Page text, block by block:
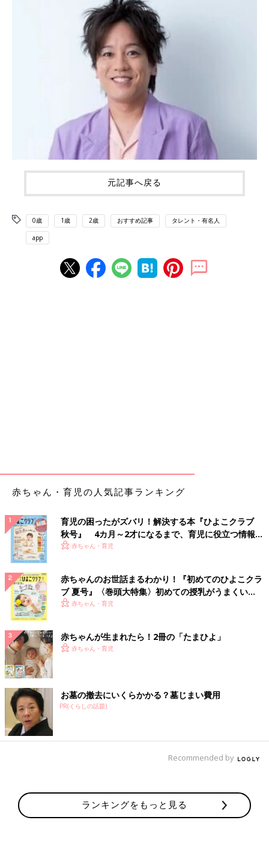
元記事へ戻る
0歳 1歳 2歳 おすすめ記事 タレント・有名人
app
赤ちゃん・育児の人気記事ランキング
育児の困ったがズバリ！解決する本『ひよこクラブ
秋号』 4カ月～2才になるまで、育児に役立つ情報が
いっぱい！
赤ちゃん・育児
赤ちゃんのお世話まるわかり！『初めてのひよこクラ
ブ 夏号』〈巻頭大特集〉初めての授乳がうまくい
く！ おっぱい・ミルクの基本と夏のトラブル 解決テ
赤ちゃん・育児
赤ちゃんが生まれたら！2冊の「たまひよ」
赤ちゃん・育児
お墓の撤去にいくらかかる？墓じまい費用
PR(くらしの話題)
Recommended by
ランキングをもっと見る